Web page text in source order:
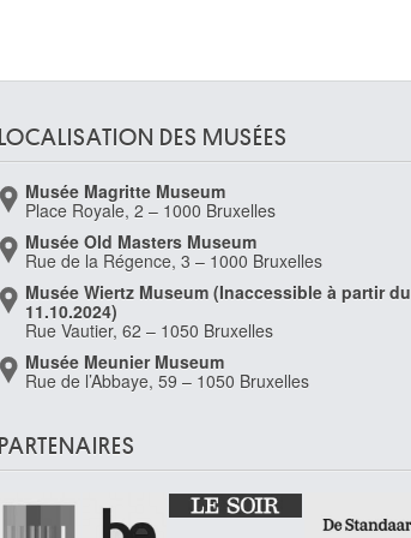
LOCALISATION DES MUSÉES
Musée Magritte Museum
Place Royale, 2 – 1000 Bruxelles
Musée Old Masters Museum
Rue de la Régence, 3 – 1000 Bruxelles
Musée Wiertz Museum (Inaccessible à partir du
11.10.2024)
Rue Vautier, 62 – 1050 Bruxelles
Musée Meunier Museum
Rue de l’Abbaye, 59 – 1050 Bruxelles
PARTENAIRES